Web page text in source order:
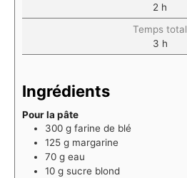
2 h
Temps total
3 h
Ingrédients
Pour la pâte
300 g farine de blé
125 g margarine
70 g eau
10 g sucre blond